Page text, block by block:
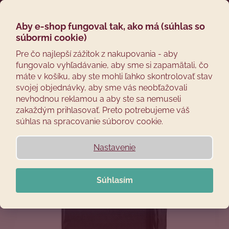
Aby e-shop fungoval tak, ako má (súhlas so
súbormi cookie)
Pre čo najlepší zážitok z nakupovania - aby
fungovalo vyhľadávanie, aby sme si zapamätali, čo
máte v košíku, aby ste mohli ľahko skontrolovať stav
svojej objednávky, aby sme vás neobťažovali
nevhodnou reklamou a aby ste sa nemuseli
zakaždým prihlasovať. Preto potrebujeme váš
súhlas na spracovanie súborov cookie.
Nastavenie
Súhlasím
Prejsť
obsah
košík
Späť
Č
o
p
o
e
u
e